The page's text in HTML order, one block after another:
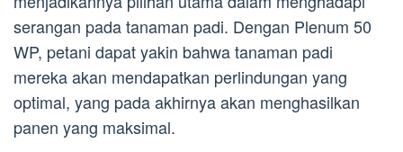
serangan pada tanaman padi. Dengan Plenum 50
WP, petani dapat yakin bahwa tanaman padi
mereka akan mendapatkan perlindungan yang
optimal, yang pada akhirnya akan menghasilkan
panen yang maksimal.